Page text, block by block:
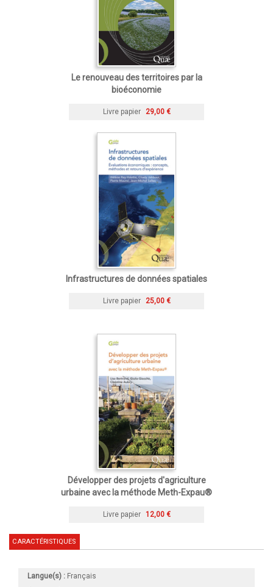
Le renouveau des territoires par la
bioéconomie
Livre papier 29,00 €
Infrastructures de données spatiales
Livre papier 25,00 €
Développer des projets d'agriculture
urbaine avec la méthode Meth-Expau®
Livre papier 12,00 €
CARACTÉRISTIQUES
Langue(s) : Français